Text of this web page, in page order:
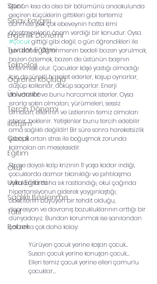
Spor
Sınav Kaygısı
Ergenlik Dönemi
Tuvalet Eğitimi
Teknoloji
Öğrenci Koçluğu
Üniversite
Tercih Dönemi
İletişim
Çocuk
Eğitim
Okul
Uyku Eğitimi
Sağlıklı Beslenme
Tatil
Bebek
Günün kısa da olsa bir bölümünü anaokulunda
geçiren küçüklerin gittikleri gibi tertemiz
dönmesi pek çok ebeveynin hatta kimi
öğretmenlerin önem verdiği bir konudur. Oysa
#çocuk gittiği gibi değil, o gün öğrendikleri ile
geri döner. Öğrenmenin bedeli bazen yorulmak,
bazen özlemek, bazen de üstünün başının
kirlenmesi olur. Çocuklar köşe yastığı olmadığı
için de sürekli hareket ederler, koşup oynarlar,
düşüp kalkarlar, döküp saçarlar. Enerji
doludurlar ve bunu harcamak isterler. Oysa
ısrarla sakin olmaları, yürümeleri, sessiz
olmaları, ellerinin ve üstlerinin temiz olmaları
istenir, beklenir. Yetişkinler bunu tercih edebilir
ama sağlıklı değildir! Bir süre sonra hareketsizlik
sebepli artan stres ile boğuşmak zorunda
kalmaları an meselesidir.
Strese dayalı kalp krizinin 11 yaşa kadar indiği,
çocuklarda damar tıkanıklığı ve pıhtılaşma
vakalarına daha sık rastlandığı, okul çağında
hipertansiyonun giderek yaygınlaştığı,
obezitenin büyüyen bir tehdit olduğu,
depresyon ve davranış bozukluklarının arttığı bir
dünyadayız. Bundan korunmak ise sanılandan
çok ama çok daha kolay:
Yürüyen çocuk yerine koşan çocuk…
Susan çocuk yerine konuşan çocuk…
Elleri temiz çocuk yerine elleri çamurlu
çocuklar…